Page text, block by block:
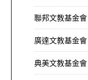
聯邦文教基金會
廣達文教基金會
典美文教基金會